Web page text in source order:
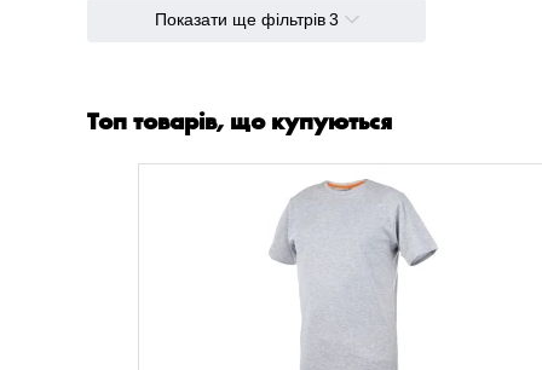
температури, Не піддавати хімічному
Не відбілювати, Сушка в обертовому
барабані за низької температури,
Прасувати за середньої температури,
Не піддавати хімічній чистці
Показати ще фільтрів 3
Топ товарів, що купуються